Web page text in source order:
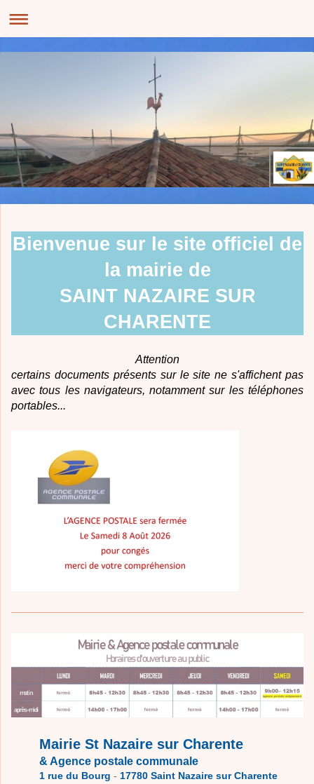
Bienvenue sur le site officiel de
la mairie de
SAINT NAZAIRE SUR
CHARENTE
Attention
certains documents présents sur le site ne s'affichent pas
avec tous les navigateurs, notamment sur les téléphones
portables...
Mairie St Nazaire sur Charente
& Agence postale communale
1 rue du Bourg - 17780 Saint Nazaire sur Charente